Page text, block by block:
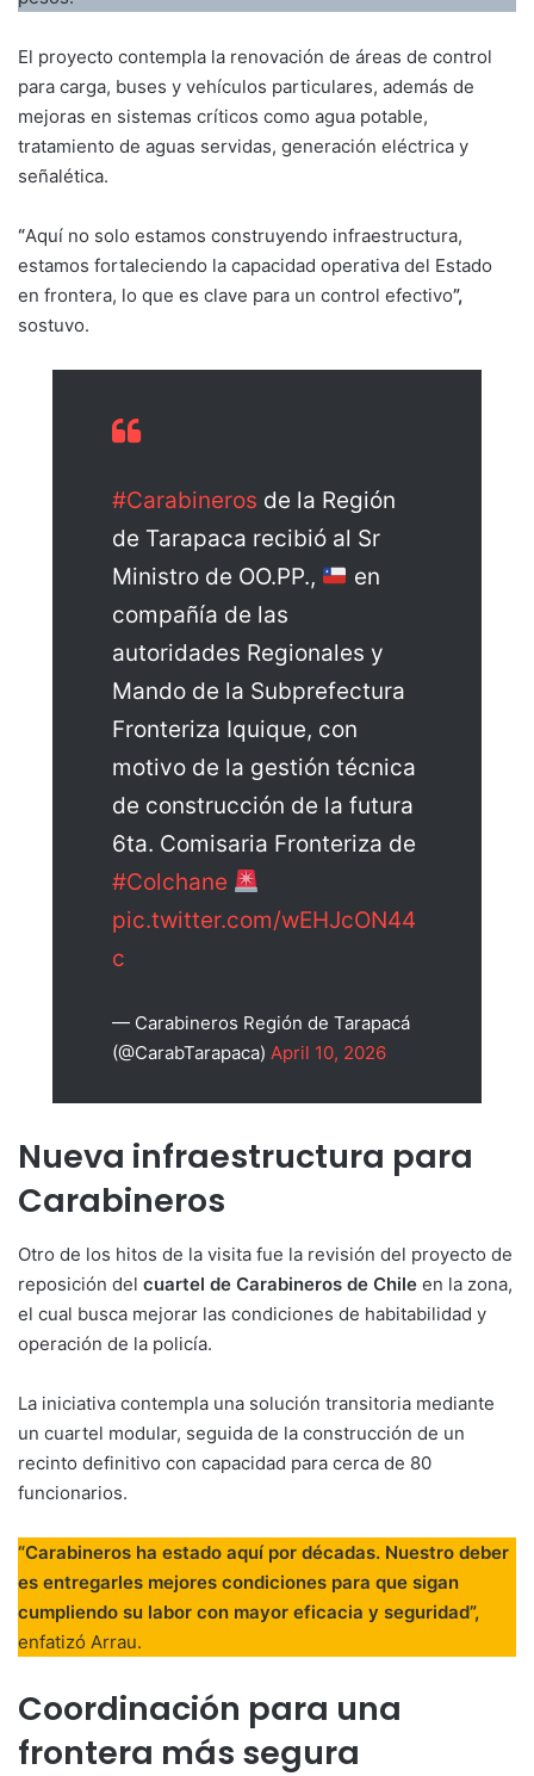
El proyecto contempla la renovación de áreas de control
para carga, buses y vehículos particulares, además de
mejoras en sistemas críticos como agua potable,
tratamiento de aguas servidas, generación eléctrica y
señalética.
“Aquí no solo estamos construyendo infraestructura,
estamos fortaleciendo la capacidad operativa del Estado
en frontera, lo que es clave para un control efectivo”,
sostuvo.
#Carabineros de la Región
de Tarapaca recibió al Sr
Ministro de OO.PP.,
en
compañía de las
autoridades Regionales y
Mando de la Subprefectura
Fronteriza Iquique, con
motivo de la gestión técnica
de construcción de la futura
6ta. Comisaria Fronteriza de
#Colchane
pic.twitter.com/wEHJcON44
c
— Carabineros Región de Tarapacá
(@CarabTarapaca) April 10, 2026
Nueva infraestructura para
Carabineros
Otro de los hitos de la visita fue la revisión del proyecto de
reposición del cuartel de Carabineros de Chile en la zona,
el cual busca mejorar las condiciones de habitabilidad y
operación de la policía.
La iniciativa contempla una solución transitoria mediante
un cuartel modular, seguida de la construcción de un
recinto definitivo con capacidad para cerca de 80
funcionarios.
“Carabineros ha estado aquí por décadas. Nuestro deber
es entregarles mejores condiciones para que sigan
cumpliendo su labor con mayor eficacia y seguridad”,
enfatizó Arrau.
Coordinación para una
frontera más segura